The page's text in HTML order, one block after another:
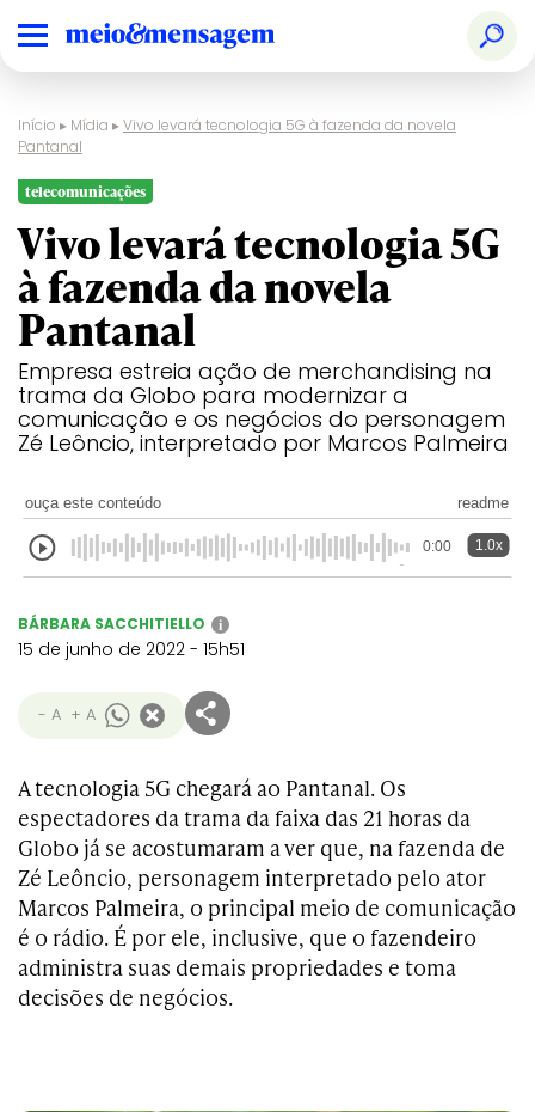
Início ▸ Mídia ▸Vivo levará tecnologia 5G à fazenda da novela
Pantanal
telecomunicações
Vivo levará tecnologia 5G
à fazenda da novela
Pantanal
Empresa estreia ação de merchandising na
trama da Globo para modernizar a
comunicação e os negócios do personagem
Zé Leôncio, interpretado por Marcos Palmeira
ouça este conteúdo readme
0:00 1.0x
BÁRBARA SACCHITIELLO i
15 de junho de 2022 - 15h51
- A + A
A tecnologia 5G chegará ao Pantanal. Os
espectadores da trama da faixa das 21 horas da
Globo já se acostumaram a ver que, na fazenda de
Zé Leôncio, personagem interpretado pelo ator
Marcos Palmeira, o principal meio de comunicação
é o rádio. É por ele, inclusive, que o fazendeiro
administra suas demais propriedades e toma
decisões de negócios.